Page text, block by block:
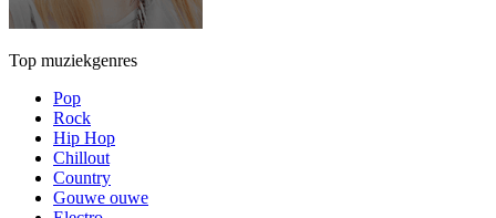
Top muziekgenres
Pop
Rock
Hip Hop
Chillout
Country
Gouwe ouwe